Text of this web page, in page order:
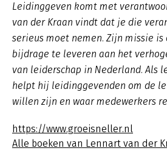
Leidinggeven komt met
van der Kraan vindt dat je die
serieus moet nemen. Zijn missie
bijdrage te leveren aan het
van leiderschap in Nederland. Als
helpt hij leidinggevenden om de
willen zijn en waar medewerkers
https://www.groeisneller.nl
Alle boeken van Lennart van der